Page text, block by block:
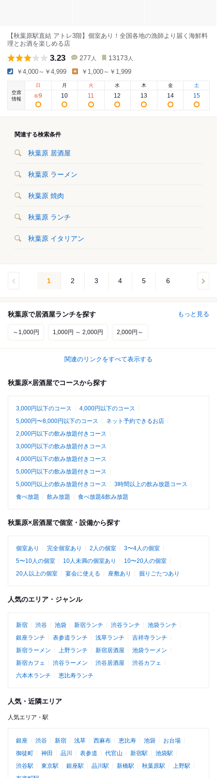
【秋葉原駅直結 アトレ3階】個室あり！全国各地の漁師より届く海鮮料
理とお酒を楽しめる店
3.23 277 人 13173 人
￥4,000～￥4,999 ￥1,000～￥1,999
空席
情報
日
8/9
月
10
火
11
水
12
木
13
金
14
土
15
関連する検索条件
秋葉原 居酒屋
秋葉原 ラーメン
秋葉原 焼肉
秋葉原 ランチ
秋葉原 イタリアン
1 2 3 4 5 6
秋葉原で居酒屋ランチを探す もっと見る
～1,000円 1,000円 ～ 2,000円 2,000円～
関連のリンクをすべて表示する
秋葉原×居酒屋でコースから探す
3,000円以下のコース
4,000円以下のコース
5,000円〜8,000円以下のコース
ネット予約できるお店
2,000円以下の飲み放題付きコース
3,000円以下の飲み放題付きコース
4,000円以下の飲み放題付きコース
5,000円以下の飲み放題付きコース
5,000円以上の飲み放題付きコース
3時間以上の飲み放題コース
食べ放題
飲み放題 食べ放題&飲み放題
秋葉原×居酒屋で個室・設備から探す
個室あり 完全個室あり 2人の個室
3〜4人の個室
5〜10人の個室
10人未満の個室あり
10〜20人の個室
20人以上の個室
宴会に使える 座敷あり 掘りごたつあり
人気のエリア・ジャンル
新宿 渋谷 池袋 新宿ランチ 渋谷ランチ
池袋ランチ
銀座ランチ
表参道ランチ 浅草ランチ
吉祥寺ランチ
新宿ラーメン
上野ランチ 新宿居酒屋
池袋ラーメン
新宿カフェ
渋谷ラーメン 渋谷居酒屋
渋谷カフェ
六本木ランチ
恵比寿ランチ
人気・近隣エリア
人気エリア・駅
銀座 渋谷 新宿 浅草 西麻布 恵比寿 池袋
お台場
御徒町
神田 品川 表参道 代官山 新宿駅
池袋駅
渋谷駅
東京駅 銀座駅 品川駅 新橋駅 秋葉原駅
上野駅